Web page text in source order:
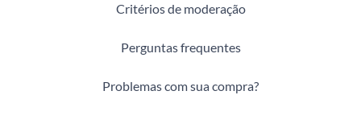
Critérios de moderação
Perguntas frequentes
Problemas com sua compra?